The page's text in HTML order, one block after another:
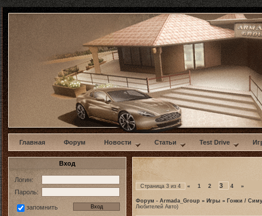
w
Главная Форум Новости Статьи Test Drive
Вход
Логин:
Пароль:
запомнить
Страница 3 из 4 « 1 2 3 4 »
Форум - Armada_Group » Игры » Гонки /
Любителей Авто)